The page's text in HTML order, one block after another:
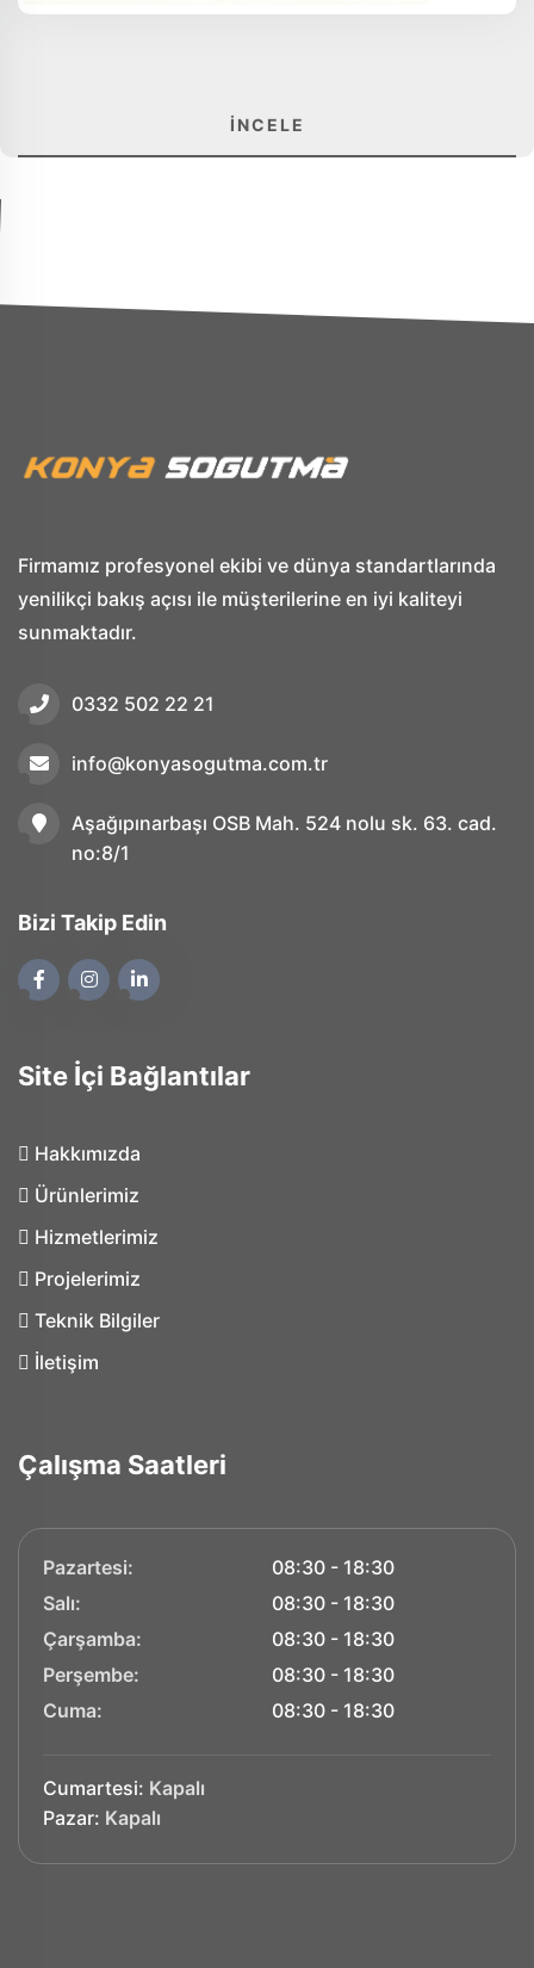
İNCELE
Firmamız profesyonel ekibi ve dünya standartlarında
yenilikçi bakış açısı ile müşterilerine en iyi kaliteyi
sunmaktadır.
0332 502 22 21
info@konyasogutma.com.tr
Aşağıpınarbaşı OSB Mah. 524 nolu sk. 63. cad.
no:8/1
Bizi Takip Edin
Site İçi Bağlantılar
Hakkımızda
Ürünlerimiz
Hizmetlerimiz
Projelerimiz
Teknik Bilgiler
İletişim
Çalışma Saatleri
Pazartesi:
08:30 - 18:30
Salı:
08:30 - 18:30
Çarşamba:
08:30 - 18:30
Perşembe:
08:30 - 18:30
Cuma:
08:30 - 18:30
Cumartesi: Kapalı
Pazar: Kapalı